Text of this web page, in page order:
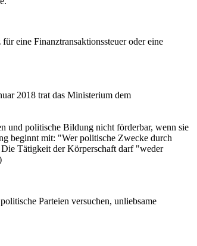
eine Finanztransaktionssteuer oder eine
2018 trat das Ministerium dem
und politische Bildung nicht förderbar, wenn sie
beginnt mit: "Wer politische Zwecke durch
Tätigkeit der Körperschaft darf "weder
Parteien versuchen, unliebsame